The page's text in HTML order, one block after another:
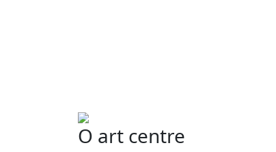
О art centre